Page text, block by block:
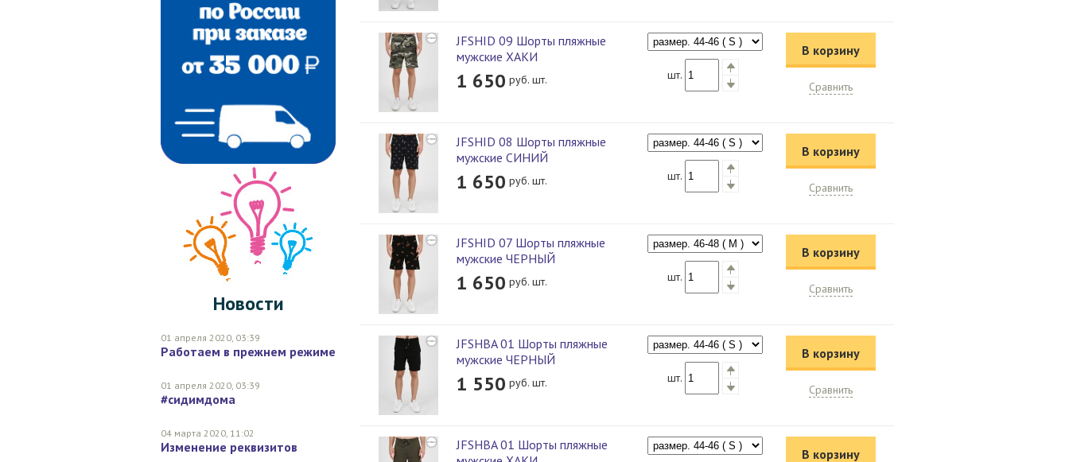
ТЕМНО-СИНИЙ
ХАКИ
ЧЕРНЫЙ
МУЛЬТИКОЛОР
СИНИЙ МУЛЬТИ
ФИОЛЕТОВЫЙ
JFSHID 09 Шорты пляжные
мужские ХАКИ
1 650 руб. шт. шт.
В корзину
Сравнить
JFSHID 08 Шорты пляжные
мужские СИНИЙ
1 650 руб. шт. шт.
В корзину
Сравнить
JFSHID 07 Шорты пляжные
мужские ЧЕРНЫЙ
1 650 руб. шт. шт.
В корзину
Сравнить
JFSHBA 01 Шорты пляжные
мужские ЧЕРНЫЙ
1 550 руб. шт. шт.
В корзину
Сравнить
JFSHBA 01 Шорты пляжные
В корзину
Новости
01 апреля 2020, 03:39
Работаем в прежнем режиме
01 апреля 2020, 03:39
#сидимдома
04 марта 2020, 11:02
Изменение реквизитов